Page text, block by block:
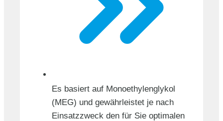
Es basiert auf Monoethylenglykol
(MEG) und gewährleistet je nach
Einsatzzweck den für Sie optimalen